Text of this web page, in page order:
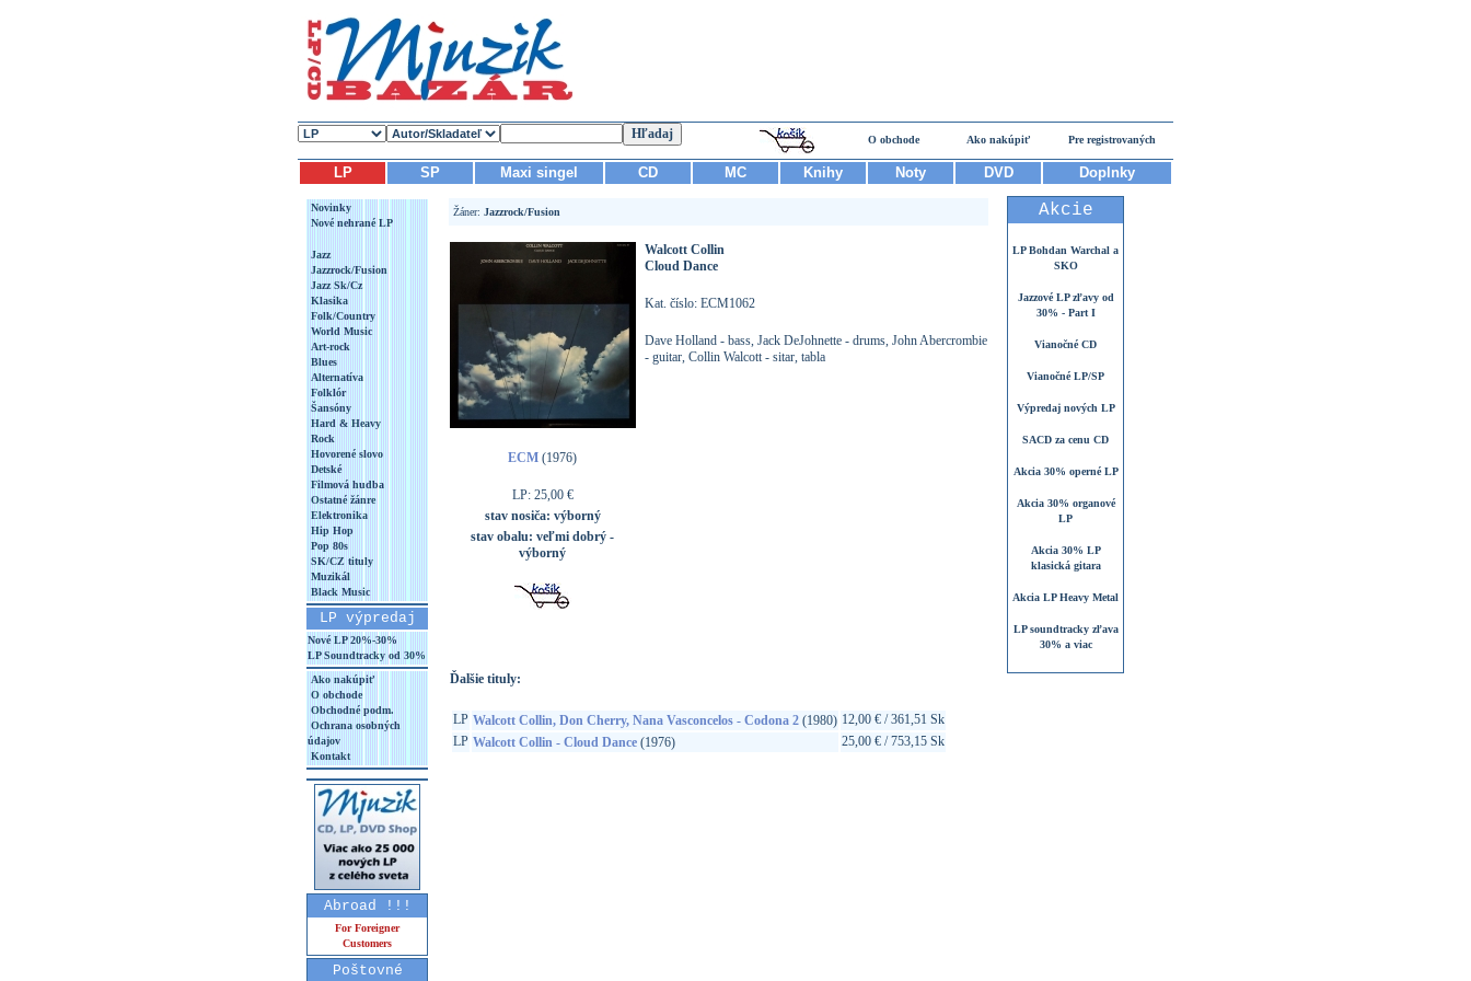
O obchode Ako nakúpiť Pre registrovaných
LP SP Maxi singel CD MC Knihy Noty DVD Doplnky
Novinky
Nové nehrané LP
Jazz
Jazzrock/Fusion
Jazz Sk/Cz
Klasika
Folk/Country
World Music
Art-rock
Blues
Alternatíva
Folklór
Šansóny
Hard & Heavy
Rock
Hovorené slovo
Detské
Filmová hudba
Ostatné žánre
Elektronika
Hip Hop
Pop 80s
SK/CZ tituly
Muzikál
Black Music
LP výpredaj
Nové LP 20%-30%
LP Soundtracky od 30%
Ako nakúpiť
O obchode
Obchodné podm.
Ochrana osobných
údajov
Kontakt
Abroad !!!
For Foreigner
Customers
Poštovné
Žáner: Jazzrock/Fusion
ECM (1976)
LP: 25,00 €
stav nosiča: výborný
stav obalu: veľmi dobrý -
výborný
Walcott Collin
Cloud Dance
Kat. číslo: ECM1062
Dave Holland - bass, Jack DeJohnette - drums, John Abercrombie
- guitar, Collin Walcott - sitar, tabla
Ďalšie tituly:
LP Walcott Collin, Don Cherry, Nana Vasconcelos - Codona 2(1980) 12,00 € / 361,51 Sk
LP Walcott Collin - Cloud Dance(1976) 25,00 € / 753,15 Sk
Akcie
LP Bohdan Warchal a
SKO
Jazzové LP zľavy od
30% - Part I
Vianočné CD
Vianočné LP/SP
Výpredaj nových LP
SACD za cenu CD
Akcia 30% operné LP
Akcia 30% organové
LP
Akcia 30% LP
klasická gitara
Akcia LP Heavy Metal
LP soundtracky zľava
30% a viac